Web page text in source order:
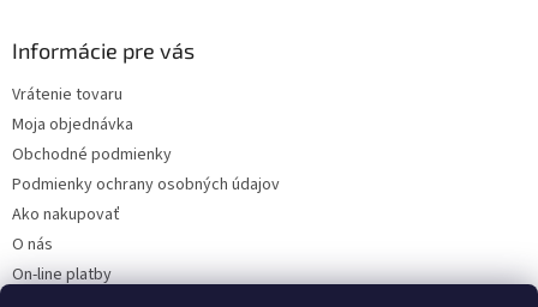
Informácie pre vás
Vrátenie tovaru
Moja objednávka
Obchodné podmienky
Podmienky ochrany osobných údajov
Ako nakupovať
O nás
On-line platby